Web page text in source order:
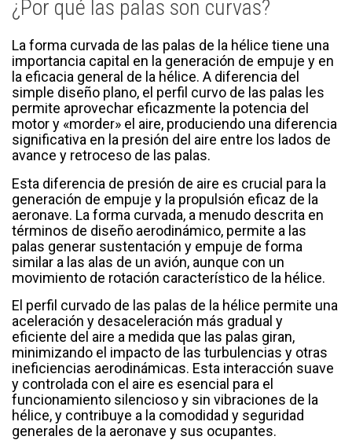
¿Por qué las palas son curvas?
La forma curvada de las palas de la hélice tiene una
importancia capital en la generación de empuje y en
la eficacia general de la hélice. A diferencia del
simple diseño plano, el perfil curvo de las palas les
permite aprovechar eficazmente la potencia del
motor y «morder» el aire, produciendo una diferencia
significativa en la presión del aire entre los lados de
avance y retroceso de las palas.
Esta diferencia de presión de aire es crucial para la
generación de empuje y la propulsión eficaz de la
aeronave. La forma curvada, a menudo descrita en
términos de diseño aerodinámico, permite a las
palas generar sustentación y empuje de forma
similar a las alas de un avión, aunque con un
movimiento de rotación característico de la hélice.
El perfil curvado de las palas de la hélice permite una
aceleración y desaceleración más gradual y
eficiente del aire a medida que las palas giran,
minimizando el impacto de las turbulencias y otras
ineficiencias aerodinámicas. Esta interacción suave
y controlada con el aire es esencial para el
funcionamiento silencioso y sin vibraciones de la
hélice, y contribuye a la comodidad y seguridad
generales de la aeronave y sus ocupantes.